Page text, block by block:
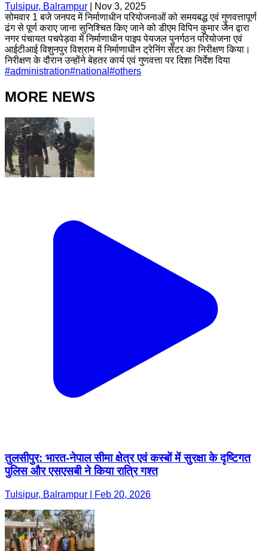
Tulsipur, Balrampur
Nov 3, 2025
सोमवार 1 बजे जनपद में निर्माणाधीन परियोजनाओं को समयबद्ध एवं गुणवत्तापूर्ण
ढंग से पूर्ण कराए जाना सुनिश्चित किए जाने को डीएम विपिन कुमार जैन द्वारा
नगर पंचायत पचपेड़वा में निर्माणाधीन पाइप पेयजल पुनर्गठन परियोजना एवं
आईटीआई विशुनपुर विश्राम में निर्माणाधीन ट्रेनिंग सेंटर का निरीक्षण किया।
निरीक्षण के दौरान उन्होंने बेहतर कार्य एवं गुणवत्ता पर दिशा निर्देश दिया
#administration#national #others
MORE NEWS
तुलसीपुर: भारत-नेपाल सीमा क्षेत्र एवं कस्बों में सुरक्षा के दृष्टिगत
पुलिस और एसएसबी ने किया रात्रि गश्त
Tulsipur, Balrampur | Feb 20, 2026